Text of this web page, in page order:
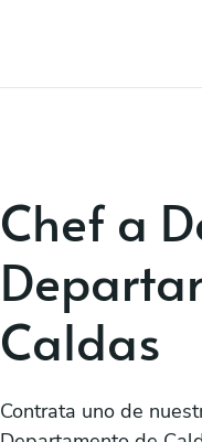
Chef a
Caldas
Contrata uno de